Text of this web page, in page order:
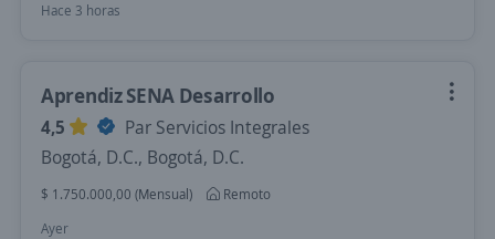
Hace 3 horas
Aprendiz SENA Desarrollo
4,5
Par Servicios Integrales
Bogotá, D.C., Bogotá, D.C.
$ 1.750.000,00 (Mensual)
Remoto
Ayer